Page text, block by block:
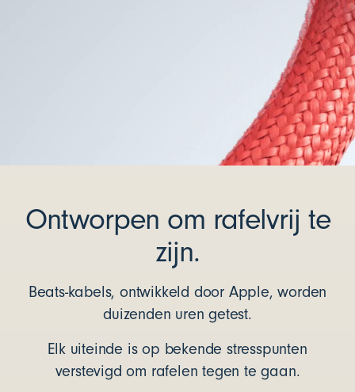
Ontworpen om rafelvrij te
zijn.
Beats-kabels, ontwikkeld door Apple, worden
duizenden uren getest.
Elk uiteinde is op bekende stresspunten
verstevigd om rafelen tegen te gaan.